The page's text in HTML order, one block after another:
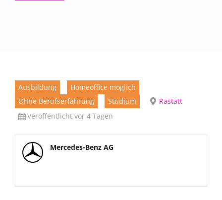
Ausbildung
Homeoffice möglich
Ohne Berufserfahrung
Studium
Rastatt
Veröffentlicht vor 4 Tagen
Mercedes-Benz AG